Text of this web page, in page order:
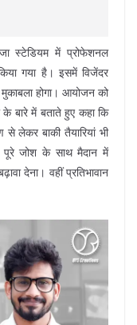
स्टेडियम में प्रोफेशनल
गया है। इसमें विजेंदर
होगा। आयोजन को
के बारे में बताते हुए कहा कि
लेकर बाकी तैयारियां भी
जोश के साथ मैदान में
देना। वहीं प्रतिभावान